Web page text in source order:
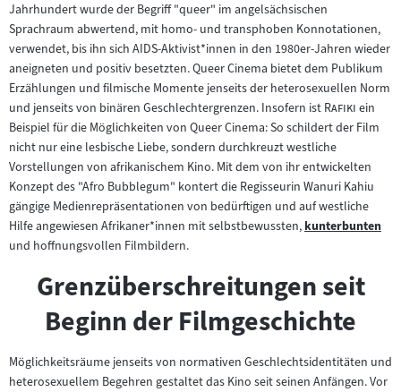
Jahrhundert wurde der Begriff "queer" im angelsächsischen
Sprachraum abwertend, mit homo- und transphoben Konnotationen,
verwendet, bis ihn sich AIDS-Aktivist*innen in den 1980er-Jahren wieder
aneigneten und positiv besetzten. Queer Cinema bietet dem Publikum
Erzählungen und filmische Momente jenseits der heterosexuellen Norm
und jenseits von binären Geschlechtergrenzen. Insofern ist "Rafiki "ein
Beispiel für die Möglichkeiten von Queer Cinema: So schildert der Film
nicht nur eine lesbische Liebe, sondern durchkreuzt westliche
Vorstellungen von afrikanischem Kino. Mit dem von ihr entwickelten
Konzept des "Afro Bubblegum" kontert die Regisseurin Wanuri Kahiu
gängige Medienrepräsentationen von bedürftigen und auf westliche
Hilfe angewiesen Afrikaner*innen mit selbstbewussten,Zum
kunterbunten
und hoffnungsvollen Filmbildern.
Grenzüberschreitungen seit
Beginn der Filmgeschichte
Möglichkeitsräume jenseits von normativen Geschlechtsidentitäten und
heterosexuellem Begehren gestaltet das Kino seit seinen Anfängen. Vor